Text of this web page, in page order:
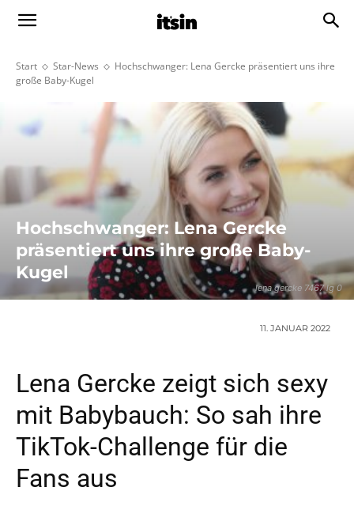
Start Star-News
Hochschwanger: Lena Gercke präsentiert uns ihre
große Baby-Kugel
lena gercke 7467 lg 0
Hochschwanger: Lena Gercke
präsentiert uns ihre große Baby-
Kugel
11. JANUAR 2022
Lena Gercke zeigt sich sexy
mit Babybauch: So sah ihre
TikTok-Challenge für die
Fans aus